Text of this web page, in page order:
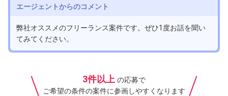
エージェントからのコメント
弊社オススメのフリーランス案件です。ぜひ1度お話を聞い
てみてください。
3件以上 の応募で
ご希望の条件の案件に参画しやすくなります